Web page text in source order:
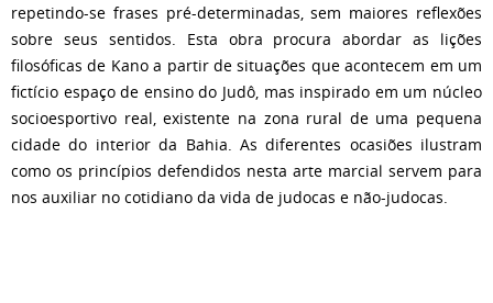
repetindo-se frases pré-determinadas, sem maiores reflexões
sobre seus sentidos. Esta obra procura abordar as lições
filosóficas de Kano a partir de situações que acontecem em um
fictício espaço de ensino do Judô, mas inspirado em um núcleo
socioesportivo real, existente na zona rural de uma pequena
cidade do interior da Bahia. As diferentes ocasiões ilustram
como os princípios defendidos nesta arte marcial servem para
nos auxiliar no cotidiano da vida de judocas e não-judocas.